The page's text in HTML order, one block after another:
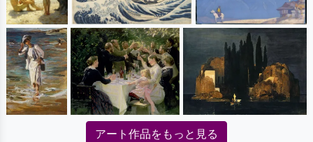
アート作品をもっと見る